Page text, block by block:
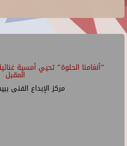
"أنغامنا الحلوة" تحيي أمسية
المقبل
مركز الإبداع الفنى